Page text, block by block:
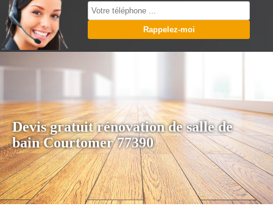
Devis gratuit rénovation de salle de
bain Courtomer 77390